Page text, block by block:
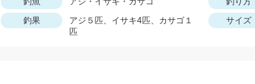
釣果
アジ５匹、イサキ4匹、カサゴ１
匹
サイズ